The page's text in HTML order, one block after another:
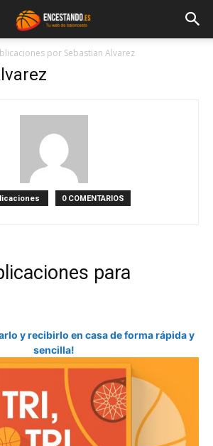
por Sebastian Alvarez
0 COMENTARIOS
para
y recibirlo en casa de forma rápida y
sencilla!